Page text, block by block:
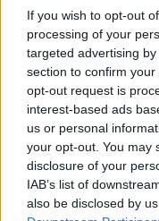
If you wish to opt-out
processing of your
targeted advertising
section to confirm
opt-out request is
interest-based ads
us or personal
your opt-out. You may
disclosure of your
IAB’s list of
also be disclosed by
Az első 50 ezer forintot
Magyar Államkincstár,
formájában érkezik.